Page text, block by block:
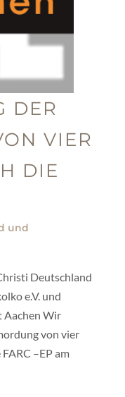
DER
VIER
DIE
und
Deutschland
e.V. und
Aachen Wir
von vier
–EP am